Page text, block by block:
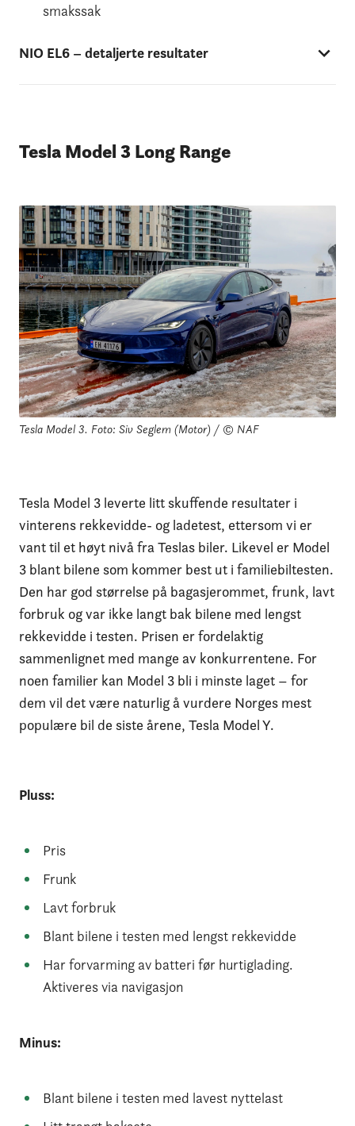
smakssak
NIO EL6 – detaljerte resultater
Tesla Model 3 Long Range
Tesla Model 3. Foto: Siv Seglem (Motor) / © NAF
Tesla Model 3 leverte litt skuffende resultater i
vinterens rekkevidde- og ladetest, ettersom vi er
vant til et høyt nivå fra Teslas biler. Likevel er Model
3 blant bilene som kommer best ut i familiebiltesten.
Den har god størrelse på bagasjerommet, frunk, lavt
forbruk og var ikke langt bak bilene med lengst
rekkevidde i testen. Prisen er fordelaktig
sammenlignet med mange av konkurrentene. For
noen familier kan Model 3 bli i minste laget – for
dem vil det være naturlig å vurdere Norges mest
populære bil de siste årene, Tesla Model Y.
Pluss:
Pris
Frunk
Lavt forbruk
Blant bilene i testen med lengst rekkevidde
Har forvarming av batteri før hurtiglading.
Aktiveres via navigasjon
Minus:
Blant bilene i testen med lavest nyttelast